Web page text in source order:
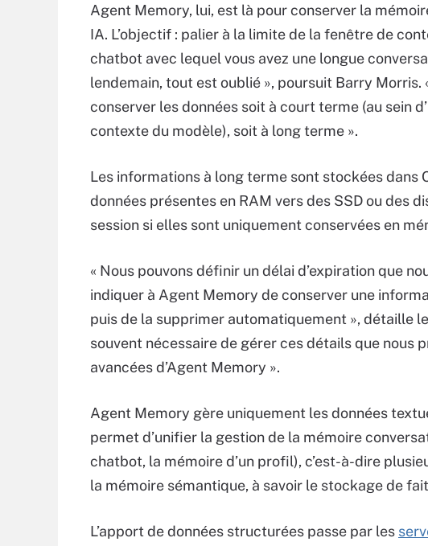
Agent Memory, lui, est là pour conserver la
IA. L’objectif : palier à la limite de la fenêtre de
chatbot avec lequel vous avez une longue
lendemain, tout est oublié », poursuit Barry Morris.
conserver les données soit à court terme (au sein
contexte du modèle), soit à long terme ».
Les informations à long terme sont stockées dans
données présentes en RAM vers des SSD ou des
session si elles sont uniquement conservées en
« Nous pouvons définir un délai d’expiration que
indiquer à Agent Memory de conserver une
puis de la supprimer automatiquement », détaille
souvent nécessaire de gérer ces détails que nous
avancées d’Agent Memory ».
Agent Memory gère uniquement les données
permet d’unifier la gestion de la mémoire
chatbot, la mémoire d’un profil), c’est-à-dire
la mémoire sémantique, à savoir le stockage de
L’apport de données structurées passe par les